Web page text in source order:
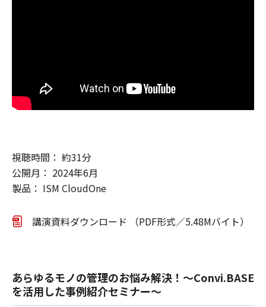
視聴時間： 約31分
公開月： 2024年6月
製品： ISM CloudOne
講演資料ダウンロード （PDF形式／5.48Mバイト）
あらゆるモノの管理のお悩み解決！～Convi.BASE
を活用した事例紹介セミナー～